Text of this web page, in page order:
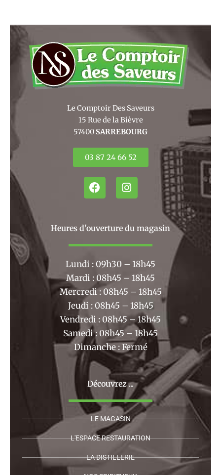
Le Comptoir Des Saveurs
15 Rue de la Bièvre
57400 SARREBOURG
03 87 24 66 52
F
a
b
o
k
I
n
a
r
m
Heures d'ouverture du magasin
Lundi : 09h30 – 18h45
Mardi : 08h45 – 18h45
Mercredi : 08h45 – 18h45
Jeudi : 08h45 – 18h45
Vendredi : 08h45 – 18h45
Samedi : 08h45 – 18h45
Dimanche : Fermé
Découvrez ...
LE MAGASIN
L'ESPACE RESTAURATION
LA DISTILLERIE